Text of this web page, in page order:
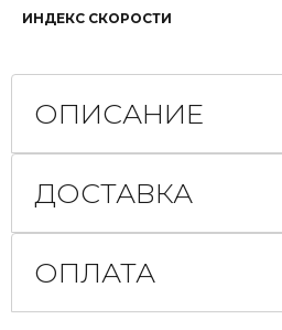
ИНДЕКС СКОРОСТИ
ОПИСАНИЕ
ДОСТАВКА
ОПЛАТА